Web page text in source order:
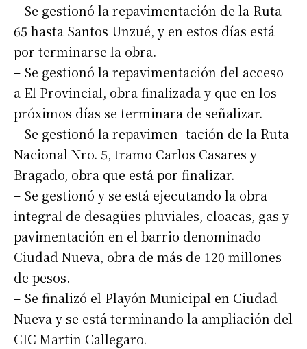
– Se gestionó la repavimentación de la Ruta
65 hasta Santos Unzué, y en estos días está
por terminarse la obra.
– Se gestionó la repavimentación del acceso
a El Provincial, obra finalizada y que en los
próximos días se terminara de señalizar.
– Se gestionó la repavimen- tación de la Ruta
Nacional Nro. 5, tramo Carlos Casares y
Bragado, obra que está por finalizar.
– Se gestionó y se está ejecutando la obra
integral de desagües pluviales, cloacas, gas y
pavimentación en el barrio denominado
Ciudad Nueva, obra de más de 120 millones
de pesos.
– Se finalizó el Playón Municipal en Ciudad
Nueva y se está terminando la ampliación del
CIC Martin Callegaro.